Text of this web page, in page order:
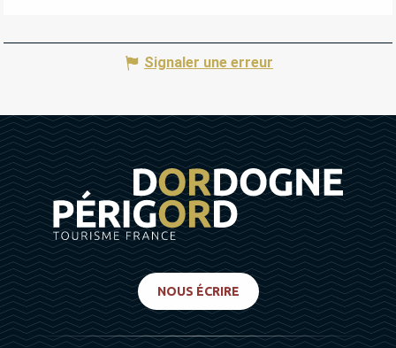
Signaler une erreur
NOUS ÉCRIRE